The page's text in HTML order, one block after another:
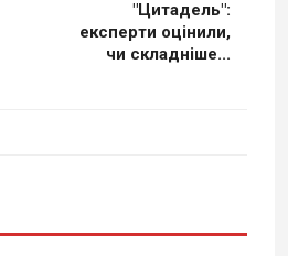
"Цитадель":
експерти оцінили,
чи складніше...